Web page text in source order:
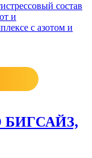
состав
и
с азотом и